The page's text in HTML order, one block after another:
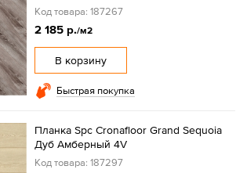
Код товара: 187267
2 185 р./м2
В корзину
Быстрая покупка
Планка Spc Cronafloor Grand Sequoia
Дуб Амберный 4V
Код товара: 187297